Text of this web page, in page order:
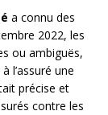
a connu des
2022, les
ou ambiguës,
l’assuré une
précise et
contre les